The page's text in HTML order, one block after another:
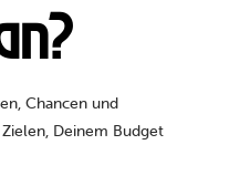
Chancen und
Deinem Budget